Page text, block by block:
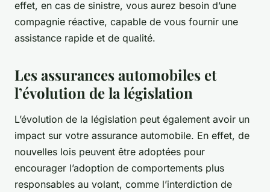
effet, en cas de sinistre, vous aurez besoin d’une
compagnie réactive, capable de vous fournir une
assistance rapide et de qualité.
Les assurances automobiles et
l’évolution de la législation
L’évolution de la législation peut également avoir un
impact sur votre assurance automobile. En effet, de
nouvelles lois peuvent être adoptées pour
encourager l’adoption de comportements plus
responsables au volant, comme l’interdiction de